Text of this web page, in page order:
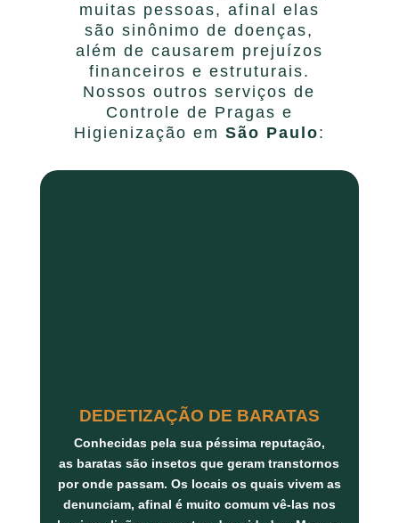
muitas pessoas, afinal elas
são sinônimo de doenças,
além de causarem prejuízos
financeiros e estruturais.
Nossos outros serviços de
Controle de Pragas e
Higienização em São Paulo:
DEDETIZAÇÃO DE BARATAS
Conhecidas pela sua péssima reputação,
as baratassão insetos que geram transtornos
por onde passam. Os locais os quais vivem as
denunciam, afinal é muito comum vê-las nos